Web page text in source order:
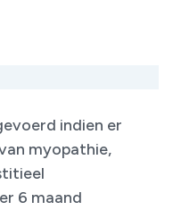
indien er
myopathie,
6 maand